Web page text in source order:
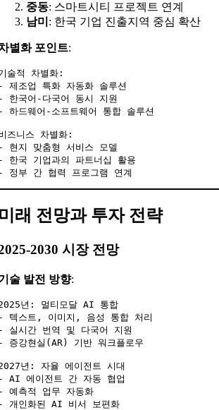
중동: 스마트시티 프로젝트 연계
남미 : 한국 기업 진출지역 중심 확산
별화 포인트:
술적 차별화:
제조업 특화 자동화 솔루션
한국어-다국어 동시 지원
하드웨어-소프트웨어 통합 솔루션
즈니스 차별화:
현지 맞춤형 서비스 모델
한국 기업과의 파트너십 활용
래 전망과 투자 전략
2030 시장 전망
술 발전 방향:
년: 멀티모달 AI 통합
텍스트, 이미지, 음성 통합 처리
실시간 번역 및 다국어 지원
증강현실(AR) 기반 워크플로우
년: 자율 에이전트 시대
AI 에이전트 간 자동 협업
예측적 업무 자동화
개인화된 AI 비서 보편화